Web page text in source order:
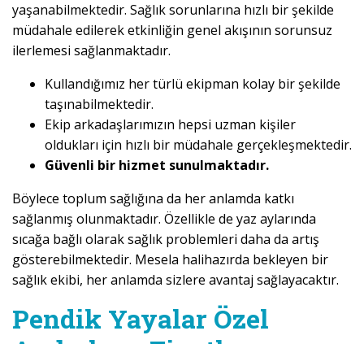
yaşanabilmektedir. Sağlık sorunlarına hızlı bir şekilde
müdahale edilerek etkinliğin genel akışının sorunsuz
ilerlemesi sağlanmaktadır.
Kullandığımız her türlü ekipman kolay bir şekilde
taşınabilmektedir.
Ekip arkadaşlarımızın hepsi uzman kişiler
oldukları için hızlı bir müdahale gerçekleşmektedir.
Güvenli bir hizmet sunulmaktadır.
Böylece toplum sağlığına da her anlamda katkı
sağlanmış olunmaktadır. Özellikle de yaz aylarında
sıcağa bağlı olarak sağlık problemleri daha da artış
gösterebilmektedir. Mesela halihazırda bekleyen bir
sağlık ekibi, her anlamda sizlere avantaj sağlayacaktır.
Pendik Yayalar Özel